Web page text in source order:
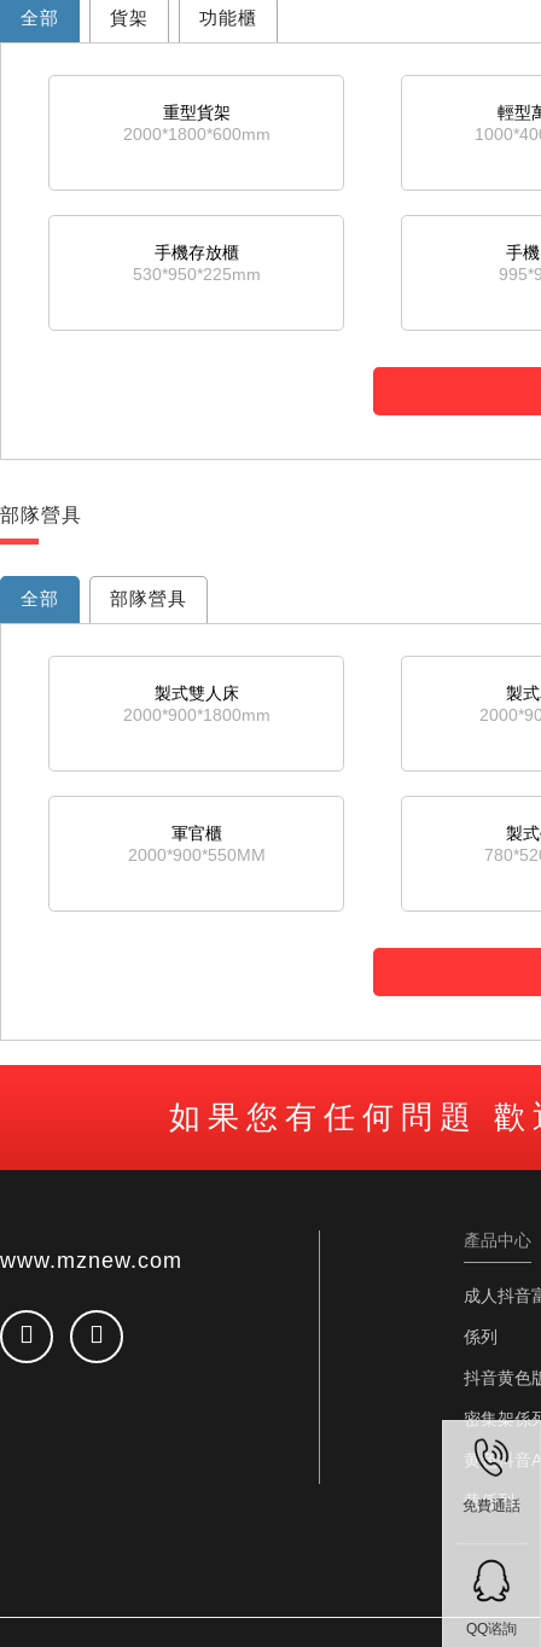
全部 貨架 功能櫃
重型貨架
2000*1800*600mm
輕型
手機存放櫃
530*950*225mm
手
部隊營具
全部 部隊營具
製式雙人床
2000*900*1800mm
製
軍官櫃
2000*900*550MM
製
如果您有任何問題
www.mznew.com
產品中心
成人抖音
係列
抖音黄色
密集架係
黄色抖音
载係列
免費通話
QQ谘詢